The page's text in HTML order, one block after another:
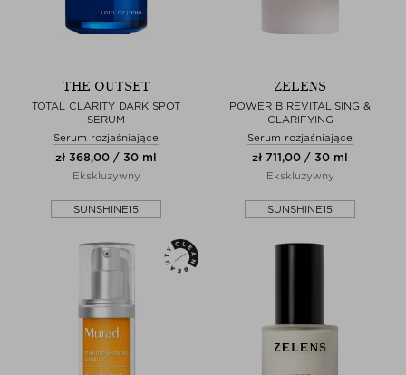
THE OUTSET
TOTAL CLARITY DARK SPOT
SERUM
Serum rozjaśniające
zł 368,00 / 30 ml
Ekskluzywny
SUNSHINE15
ZELENS
POWER B REVITALISING &
CLARIFYING
Serum rozjaśniające
zł 711,00 / 30 ml
Ekskluzywny
SUNSHINE15